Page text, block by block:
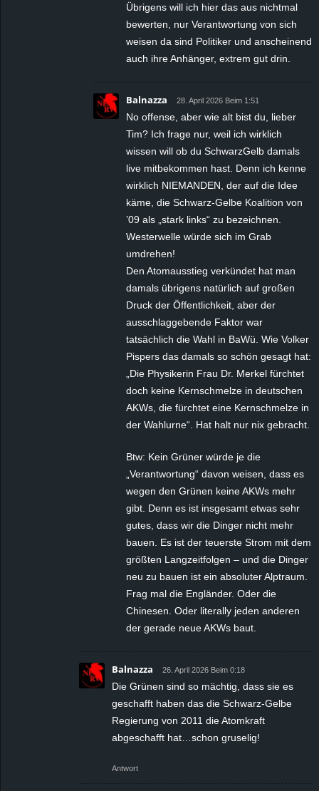
Übrigens will ich hier das aus nichtmal
bewerten, nur Verantwortung von sich
weisen da sind Politiker und anscheinend
auch ihre Anhänger, extrem gut drin.
Balnazza 28. April 2026 Beim 1:51
No offense, aber wie alt bist du, lieber
Tim? Ich frage nur, weil ich wirklich
wissen will ob du SchwarzGelb damals
live mitbekommen hast. Denn ich kenne
wirklich NIEMANDEN, der auf die Idee
käme, die Schwarz-Gelbe Koalition von
’09 als „stark links“ zu bezeichnen.
Westerwelle würde sich im Grab
umdrehen!
Den Atomausstieg verkündet hat man
damals übrigens natürlich auf großen
Druck der Öffentlichkeit, aber der
ausschlaggebende Faktor war
tatsächlich die Wahl in BaWü. Wie Volker
Pispers das damals so schön gesagt hat:
„Die Physikerin Frau Dr. Merkel fürchtet
doch keine Kernschmelze in deutschen
AKWs, die fürchtet eine Kernschmelze in
der Wahlurne“. Hat halt nur nix gebracht.
Btw: Kein Grüner würde je die
„Verantwortung“ davon weisen, dass es
wegen den Grünen keine AKWs mehr
gibt. Denn es ist insgesamt etwas sehr
gutes, dass wir die Dinger nicht mehr
bauen. Es ist der teuerste Strom mit dem
größten Langzeitfolgen – und die Dinger
neu zu bauen ist ein absoluter Alptraum.
Frag mal die Engländer. Oder die
Chinesen. Oder literally jeden anderen
der gerade neue AKWs baut.
Balnazza 26. April 2026 Beim 0:18
Die Grünen sind so mächtig, dass sie es
geschafft haben das die Schwarz-Gelbe
Regierung von 2011 die Atomkraft
abgeschafft hat…schon gruselig!
Antwort